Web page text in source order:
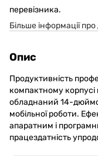
перевізника.
Більше інформації
Опис
Продуктивність
компактному
обладнаний 14-
мобільної роботи.
апаратним і
працездатність